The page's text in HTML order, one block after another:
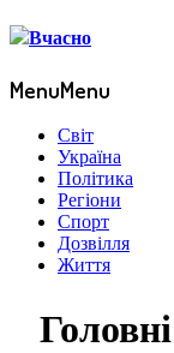
MenuMenu
Світ
Україна
Політика
Регіони
Спорт
Дозвілля
Життя